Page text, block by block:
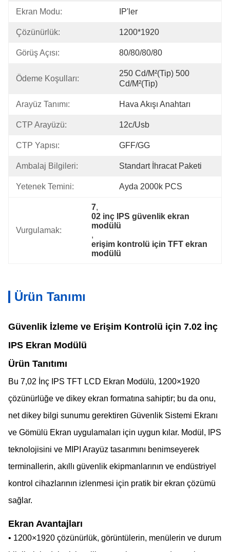
Ekran Modu: IP'ler
Çözünürlük: 1200*1920
Görüş Açısı: 80/80/80/80
Ödeme Koşulları:
250 Cd/m²(Tip) 500
Cd/m²(Tip)
Arayüz Tanımı: Hava Akışı Anahtarı
CTP Arayüzü: 12c/usb
CTP Yapısı: GFF/GG
Ambalaj Bilgileri: Standart İhracat Paketi
Yetenek Temini: Ayda 2000k PCS
Vurgulamak:
7,
02 inç IPS güvenlik ekran
modülü
,
erişim kontrolü için TFT ekran
modülü
Ürün Tanımı
Güvenlik İzleme ve Erişim Kontrolü için 7.02 İnç
IPS Ekran Modülü
Ürün Tanıtımı
Bu 7,02 İnç IPS TFT LCD Ekran Modülü, 1200×1920
çözünürlüğe ve dikey ekran formatına sahiptir; bu da onu,
net dikey bilgi sunumu gerektiren Güvenlik Sistemi Ekranı
ve Gömülü Ekran uygulamaları için uygun kılar. Modül, IPS
teknolojisini ve MIPI Arayüz tasarımını benimseyerek
terminallerin, akıllı güvenlik ekipmanlarının ve endüstriyel
kontrol cihazlarının izlenmesi için pratik bir ekran çözümü
sağlar.
Ekran Avantajları
• 1200×1920 çözünürlük, görüntülerin, menülerin ve durum